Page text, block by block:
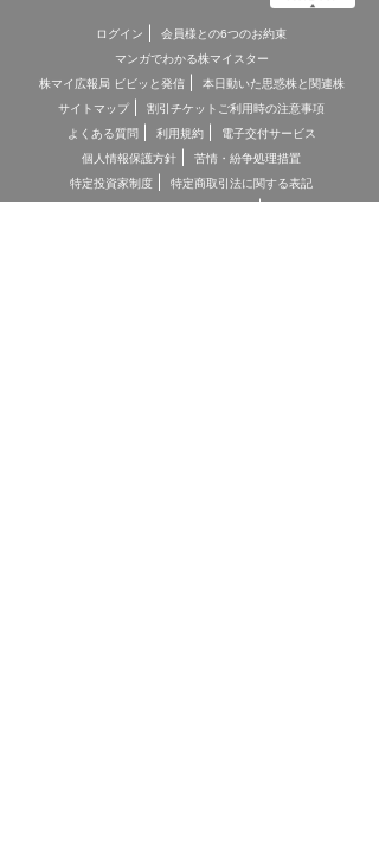
ログイン
会員様との6つのお約束
マンガでわかる株マイスター
株マイ広報局 ビビッと発信
本日動いた思惑株と関連株
サイトマップ
割引チケットご利用時の注意事項
よくある質問
利用規約
電子交付サービス
個人情報保護方針
苦情・紛争処理措置
特定投資家制度
特定商取引法に関する表記